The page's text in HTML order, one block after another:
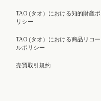
TAO (タオ）における知的財産ポ
リシー
TAO (タオ）における商品リコー
ルポリシー
売買取引規約